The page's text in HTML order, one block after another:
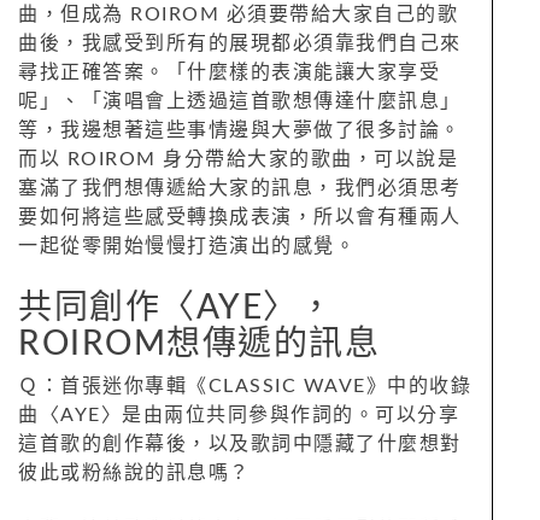
曲，但成為 ROIROM 必須要帶給大家自己的歌
曲後，我感受到所有的展現都必須靠我們自己來
尋找正確答案。「什麼樣的表演能讓大家享受
呢」、「演唱會上透過這首歌想傳達什麼訊息」
等，我邊想著這些事情邊與大夢做了很多討論。
而以 ROIROM 身分帶給大家的歌曲，可以說是
塞滿了我們想傳遞給大家的訊息，我們必須思考
要如何將這些感受轉換成表演，所以會有種兩人
一起從零開始慢慢打造演出的感覺。
共同創作〈AYE〉，
ROIROM想傳遞的訊息
Ｑ：首張迷你專輯《CLASSIC WAVE》中的收錄
曲〈AYE〉是由兩位共同參與作詞的。可以分享
這首歌的創作幕後，以及歌詞中隱藏了什麼想對
彼此或粉絲說的訊息嗎？